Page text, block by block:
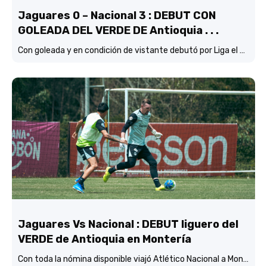
Jaguares 0 – Nacional 3 : DEBUT CON
GOLEADA DEL VERDE DE Antioquia . . .
Con goleada y en condición de vistante debutó por Liga el verde de Lucas González frente a Jaguares de Córdoba.
Jaguares Vs Nacional : DEBUT liguero del
VERDE de Antioquia en Montería
Con toda la nómina disponible viajó Atlético Nacional a Montería y está concentrado y listo para enfrentar mañana (3:45 p.m.) a Jaguares de Córdoba en el estadio Jaraguay.